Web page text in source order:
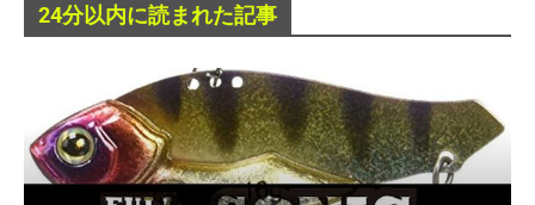
24分以内に読まれた記事